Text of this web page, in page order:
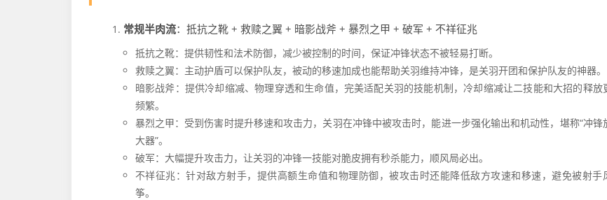
常规半肉流：抵抗之靴 + 救赎之翼 + 暗影战斧 + 暴烈之甲 + 破军 + 不祥征兆
抵抗之靴：提供韧性和法术防御，减少被控制的时间，保证冲锋状态不被轻易打断。
救赎之翼：主动护盾可以保护队友，被动的移速加成也能帮助关羽维持冲锋，是关羽开团和保护队友的神器。
暗影战斧：提供冷却缩减、物理穿透和生命值，完美适配关羽的技能机制，冷却缩减让二技能和大招的释放
频繁。
暴烈之甲：受到伤害时提升移速和攻击力，关羽在冲锋中被攻击时，能进一步强化输出和机动性，堪称“冲锋
大器”。
破军：大幅提升攻击力，让关羽的冲锋一技能对脆皮拥有秒杀能力，顺风局必出。
不祥征兆：针对敌方射手，提供高额生命值和物理防御，被攻击时还能降低敌方攻速和移速，避免被射手
筝。